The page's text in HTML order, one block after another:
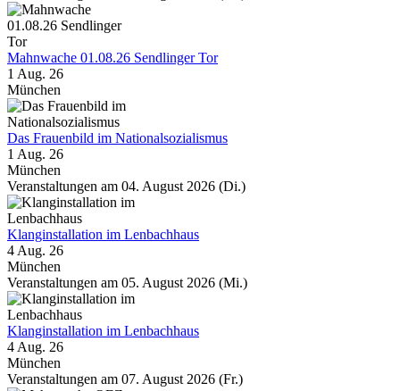
Mahnwache 01.08.26 Sendlinger Tor
1 Aug. 26
München
Das Frauenbild im Nationalsozialismus
1 Aug. 26
München
Veranstaltungen am 04. August 2026 (Di.)
Klanginstallation im Lenbachhaus
4 Aug. 26
München
Veranstaltungen am 05. August 2026 (Mi.)
Klanginstallation im Lenbachhaus
4 Aug. 26
München
Veranstaltungen am 07. August 2026 (Fr.)